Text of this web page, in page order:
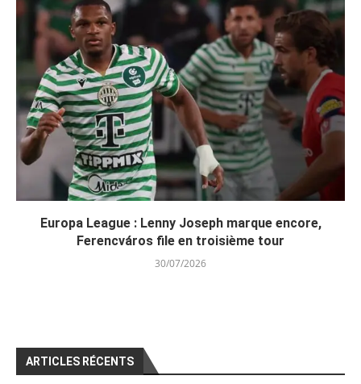
Europa League : Lenny Joseph marque encore,
Ferencváros file en troisième tour
30/07/2026
ARTICLES RÉCENTS